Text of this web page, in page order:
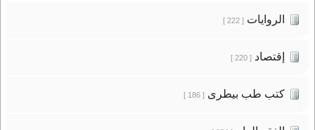
الروايات[ 222 ]
إقتصاد[ 220 ]
كتب طب بيطرى[ 186 ]